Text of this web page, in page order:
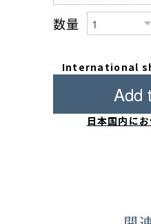
数量
International
Add
日本国内に